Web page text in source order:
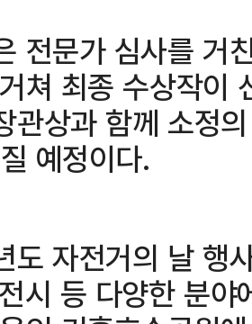
전문가 심사를 거
쳐 최종 수상작이
관상과 함께 소정
예정이다.
도 자전거의 날 행
시 등 다양한 분